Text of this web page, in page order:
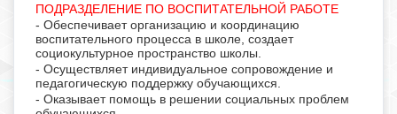
ПОДРАЗДЕЛЕНИЕ ПО ВОСПИТАТЕЛЬНОЙ РАБОТЕ
- Обеспечивает организацию и координацию
воспитательного процесса в школе, создает
социокультурное пространство школы.
- Осуществляет индивидуальное сопровождение и
педагогическую поддержку обучающихся.
- Оказывает помощь в решении социальных проблем